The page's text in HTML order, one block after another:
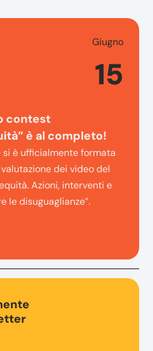
Giugno
15
contest
è al completo!
è ufficialmente formata
dei video del
Azioni, interventi e
le disuguaglianze”.